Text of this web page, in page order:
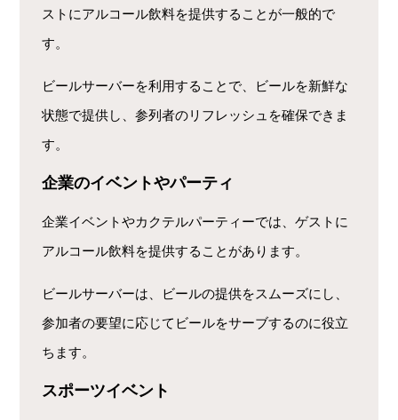
ストにアルコール飲料を提供することが一般的で
す。
ビールサーバーを利用することで、ビールを新鮮な
状態で提供し、参列者のリフレッシュを確保できま
す。
企業のイベントやパーティ
企業イベントやカクテルパーティーでは、ゲストに
アルコール飲料を提供することがあります。
ビールサーバーは、ビールの提供をスムーズにし、
参加者の要望に応じてビールをサーブするのに役立
ちます。
スポーツイベント